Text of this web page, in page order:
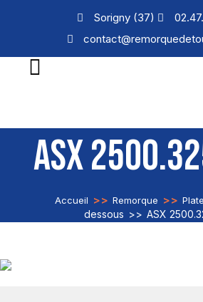
Sorigny (37)
ASX
Accueil >> Remorque >>
dessous >> ASX